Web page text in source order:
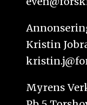
Kristin
Myrens